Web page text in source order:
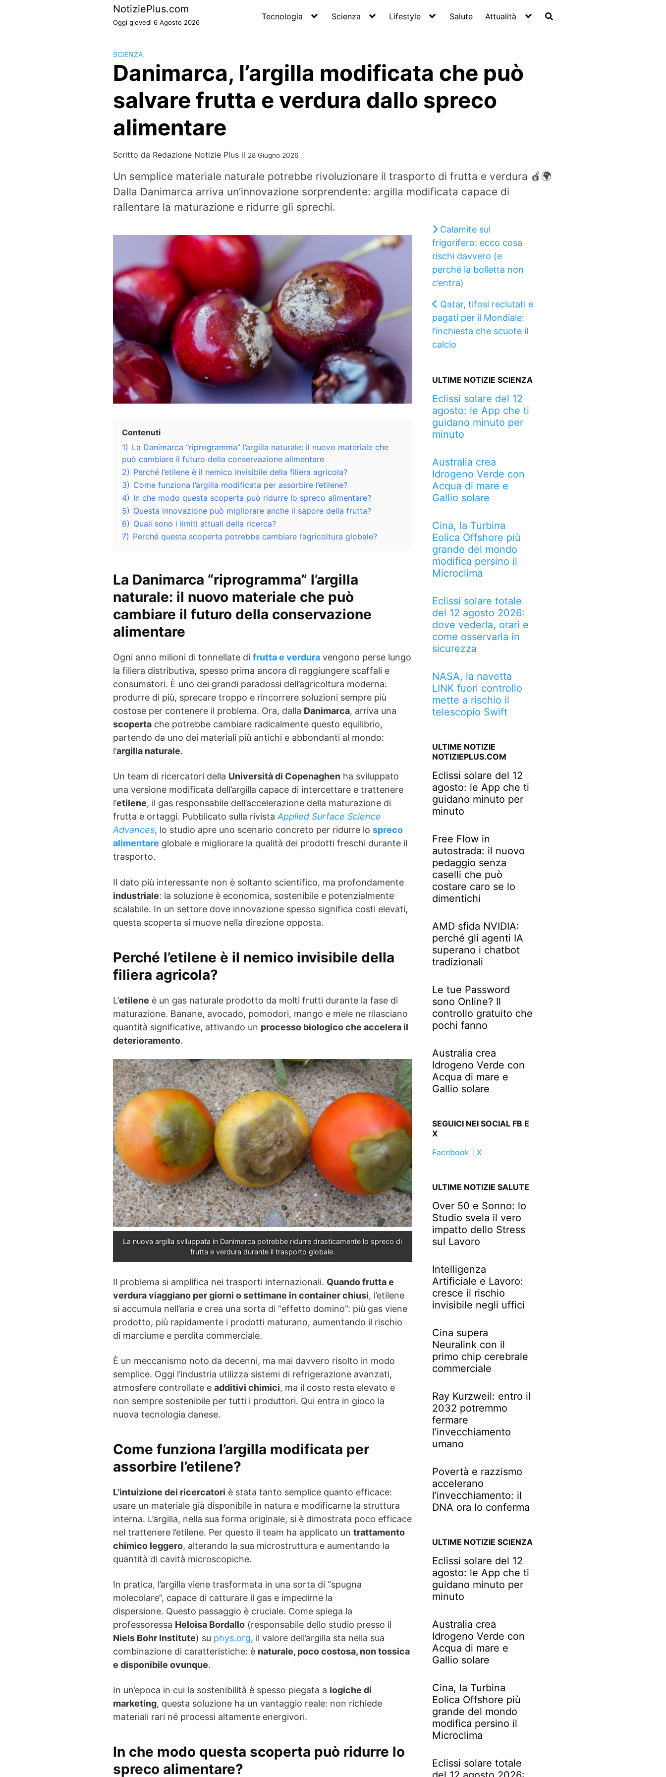
NotiziePlus.com
Oggi giovedì 6 Agosto 2026
Tecnologia Scienza Lifestyle Salute Attualità
SCIENZA
Danimarca, l’argilla modificata che può
salvare frutta e verdura dallo spreco
alimentare
Scritto da Redazione Notizie Plus il 28 Giugno 2026
Un semplice materiale naturale potrebbe rivoluzionare il trasporto di frutta e verdura 🍎🌍
Dalla Danimarca arriva un’innovazione sorprendente: argilla modificata capace di
rallentare la maturazione e ridurre gli sprechi.
Contenuti
1) La Danimarca “riprogramma” l’argilla naturale: il nuovo materiale che
può cambiare il futuro della conservazione alimentare
2) Perché l’etilene è il nemico invisibile della filiera agricola?
3) Come funziona l’argilla modificata per assorbire l’etilene?
4) In che modo questa scoperta può ridurre lo spreco alimentare?
5) Questa innovazione può migliorare anche il sapore della frutta?
6) Quali sono i limiti attuali della ricerca?
7) Perché questa scoperta potrebbe cambiare l’agricoltura globale?
La Danimarca “riprogramma” l’argilla
naturale: il nuovo materiale che può
cambiare il futuro della conservazione
alimentare
Ogni anno milioni di tonnellate di frutta e verdura vengono perse lungo
la filiera distributiva, spesso prima ancora di raggiungere scaffali e
consumatori. È uno dei grandi paradossi dell’agricoltura moderna:
produrre di più, sprecare troppo e rincorrere soluzioni sempre più
costose per contenere il problema. Ora, dalla Danimarca, arriva una
scoperta che potrebbe cambiare radicalmente questo equilibrio,
partendo da uno dei materiali più antichi e abbondanti al mondo:
l’argilla naturale.
Un team di ricercatori della Università di Copenaghen ha sviluppato
una versione modificata dell’argilla capace di intercettare e trattenere
l’etilene, il gas responsabile dell’accelerazione della maturazione di
frutta e ortaggi. Pubblicato sulla rivista Applied Surface Science
Advances, lo studio apre uno scenario concreto per ridurre lo spreco
alimentare globale e migliorare la qualità dei prodotti freschi durante il
trasporto.
Il dato più interessante non è soltanto scientifico, ma profondamente
industriale: la soluzione è economica, sostenibile e potenzialmente
scalabile. In un settore dove innovazione spesso significa costi elevati,
questa scoperta si muove nella direzione opposta.
Perché l’etilene è il nemico invisibile della
filiera agricola?
L’etilene è un gas naturale prodotto da molti frutti durante la fase di
maturazione. Banane, avocado, pomodori, mango e mele ne rilasciano
quantità significative, attivando un processo biologico che accelera il
deterioramento.
La nuova argilla sviluppata in Danimarca potrebbe ridurre drasticamente lo spreco di
frutta e verdura durante il trasporto globale.
Il problema si amplifica nei trasporti internazionali. Quando frutta e
verdura viaggiano per giorni o settimane in container chiusi, l’etilene
si accumula nell’aria e crea una sorta di “effetto domino”: più gas viene
prodotto, più rapidamente i prodotti maturano, aumentando il rischio
di marciume e perdita commerciale.
È un meccanismo noto da decenni, ma mai davvero risolto in modo
semplice. Oggi l’industria utilizza sistemi di refrigerazione avanzati,
atmosfere controllate e additivi chimici, ma il costo resta elevato e
non sempre sostenibile per tutti i produttori. Qui entra in gioco la
nuova tecnologia danese.
Come funziona l’argilla modificata per
assorbire l’etilene?
L’intuizione dei ricercatori è stata tanto semplice quanto efficace:
usare un materiale già disponibile in natura e modificarne la struttura
interna. L’argilla, nella sua forma originale, si è dimostrata poco efficace
nel trattenere l’etilene. Per questo il team ha applicato un trattamento
chimico leggero, alterando la sua microstruttura e aumentando la
quantità di cavità microscopiche.
In pratica, l’argilla viene trasformata in una sorta di “spugna
molecolare”, capace di catturare il gas e impedirne la
dispersione. Questo passaggio è cruciale. Come spiega la
professoressa Heloisa Bordallo (responsabile dello studio presso il
Niels Bohr Institute) su phys.org, il valore dell’argilla sta nella sua
combinazione di caratteristiche: è naturale, poco costosa, non tossica
e disponibile ovunque.
In un’epoca in cui la sostenibilità è spesso piegata a logiche di
marketing, questa soluzione ha un vantaggio reale: non richiede
materiali rari né processi altamente energivori.
In che modo questa scoperta può ridurre lo
spreco alimentare?
Calamite sul
frigorifero: ecco cosa
rischi davvero (e
perché la bolletta non
c’entra)
Qatar, tifosi reclutati e
pagati per il Mondiale:
l’inchiesta che scuote il
calcio
ULTIME NOTIZIE SCIENZA
Eclissi solare del 12
agosto: le App che ti
guidano minuto per
minuto
Australia crea
Idrogeno Verde con
Acqua di mare e
Gallio solare
Cina, la Turbina
Eolica Offshore più
grande del mondo
modifica persino il
Microclima
Eclissi solare totale
del 12 agosto 2026:
dove vederla, orari e
come osservarla in
sicurezza
NASA, la navetta
LINK fuori controllo
mette a rischio il
telescopio Swift
ULTIME NOTIZIE
NOTIZIEPLUS.COM
Eclissi solare del 12
agosto: le App che ti
guidano minuto per
minuto
Free Flow in
autostrada: il nuovo
pedaggio senza
caselli che può
costare caro se lo
dimentichi
AMD sfida NVIDIA:
perché gli agenti IA
superano i chatbot
tradizionali
Le tue Password
sono Online? Il
controllo gratuito che
pochi fanno
Australia crea
Idrogeno Verde con
Acqua di mare e
Gallio solare
SEGUICI NEI SOCIAL FB E
X
Facebook| X
ULTIME NOTIZIE SALUTE
Over 50 e Sonno: lo
Studio svela il vero
impatto dello Stress
sul Lavoro
Intelligenza
Artificiale e Lavoro:
cresce il rischio
invisibile negli uffici
Cina supera
Neuralink con il
primo chip cerebrale
commerciale
Ray Kurzweil: entro il
2032 potremmo
fermare
l’invecchiamento
umano
Povertà e razzismo
accelerano
l’invecchiamento: il
DNA ora lo conferma
ULTIME NOTIZIE SCIENZA
Eclissi solare del 12
agosto: le App che ti
guidano minuto per
minuto
Australia crea
Idrogeno Verde con
Acqua di mare e
Gallio solare
Cina, la Turbina
Eolica Offshore più
grande del mondo
modifica persino il
Microclima
Eclissi solare totale